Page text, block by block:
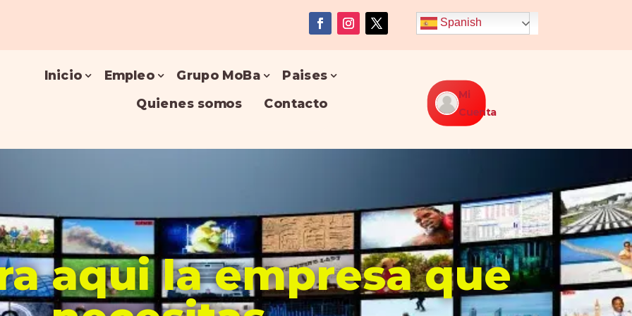
Spanish
Inicio Empleo Grupo MoBa
Paises
Quienes somos
Contacto
Mi
Cuenta
aqui la empresa que